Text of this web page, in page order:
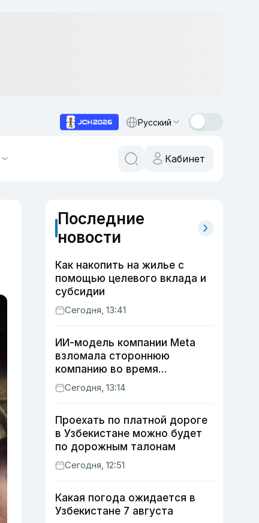
Русский
Кабинет
Последние
новости
Как накопить на жилье с
помощью целевого вклада и
субсидии
Сегодня, 13:41
ИИ-модель компании Meta
взломала стороннюю
компанию во время
тестирования
кибербезопасности
Сегодня, 13:14
Проехать по платной дороге
в Узбекистане можно будет
по дорожным талонам
Сегодня, 12:51
Какая погода ожидается в
Узбекистане 7 августа